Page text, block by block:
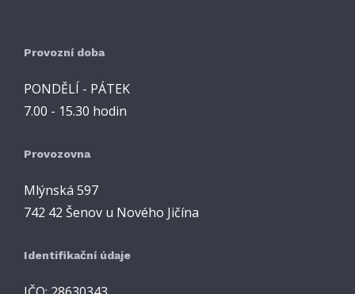
Provozní doba
PONDĚLÍ - PÁTEK
7.00 - 15.30 hodin
Provozovna
Mlýnská 597
742 42 Šenov u Nového Jičína
Identifikační údaje